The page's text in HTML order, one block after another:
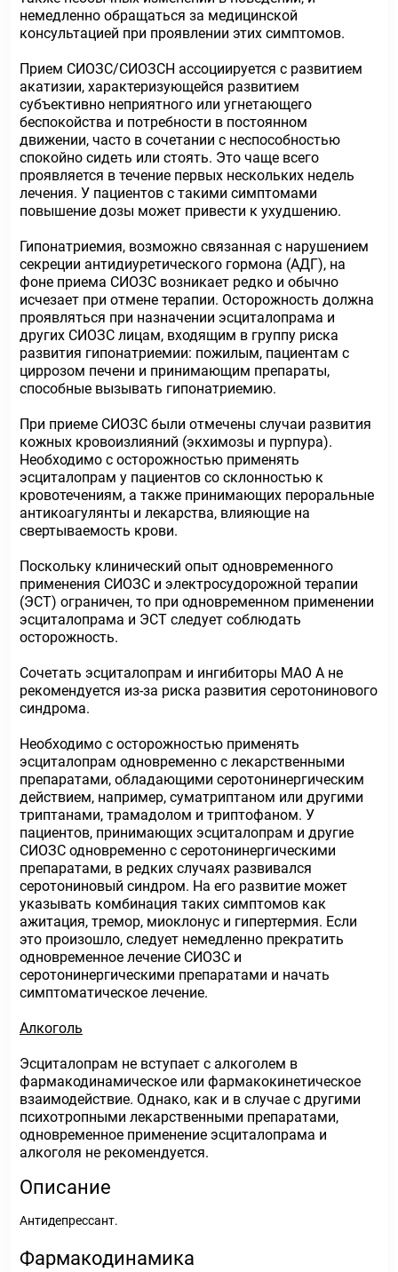
немедленно обращаться за медицинской
консультацией при проявлении этих симптомов.
Прием СИОЗС/СИОЗСН ассоциируется с развитием
акатизии, характеризующейся развитием
субъективно неприятного или угнетающего
беспокойства и потребности в постоянном
движении, часто в сочетании с неспособностью
спокойно сидеть или стоять. Это чаще всего
проявляется в течение первых нескольких недель
лечения. У пациентов с такими симптомами
повышение дозы может привести к ухудшению.
Гипонатриемия, возможно связанная с нарушением
секреции антидиуретического гормона (АДГ), на
фоне приема СИОЗС возникает редко и обычно
исчезает при отмене терапии. Осторожность должна
проявляться при назначении эсциталопрама и
других СИОЗС лицам, входящим в группу риска
развития гипонатриемии: пожилым, пациентам с
циррозом печени и принимающим препараты,
способные вызывать гипонатриемию.
При приеме СИОЗС были отмечены случаи развития
кожных кровоизлияний (экхимозы и пурпура).
Необходимо с осторожностью применять
эсциталопрам у пациентов со склонностью к
кровотечениям, а также принимающих пероральные
антикоагулянты и лекарства, влияющие на
свертываемость крови.
Поскольку клинический опыт одновременного
применения СИОЗС и электросудорожной терапии
(ЭСТ) ограничен, то при одновременном применении
эсциталопрама и ЭСТ следует соблюдать
осторожность.
Сочетать эсциталопрам и ингибиторы МАО А не
рекомендуется из-за риска развития серотонинового
синдрома.
Необходимо с осторожностью применять
эсциталопрам одновременно с лекарственными
препаратами, обладающими серотонинергическим
действием, например, суматриптаном или другими
триптанами, трамадолом и триптофаном. У
пациентов, принимающих эсциталопрам и другие
СИОЗС одновременно с серотонинергическими
препаратами, в редких случаях развивался
серотониновый синдром. На его развитие может
указывать комбинация таких симптомов как
ажитация, тремор, миоклонус и гипертермия. Если
это произошло, следует немедленно прекратить
одновременное лечение СИОЗС и
серотонинергическими препаратами и начать
симптоматическое лечение.
Алкоголь
Эсциталопрам не вступает с алкоголем в
фармакодинамическое или фармакокинетическое
взаимодействие. Однако, как и в случае с другими
психотропными лекарственными препаратами,
одновременное применение эсциталопрама и
алкоголя не рекомендуется.
Описание
Антидепрессант.
Фармакодинамика